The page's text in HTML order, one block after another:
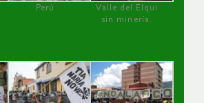
Perú
Valle del Elqui
sin minería.